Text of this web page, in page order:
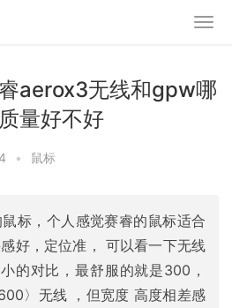
睿aerox3无线和gpw哪
量好不好
• 鼠标
标，个人感觉赛睿的鼠标适合
好，定位准， 可以看一下无线
的对比，最舒服的就是300，
〉无线 ，但宽度 高度相差感